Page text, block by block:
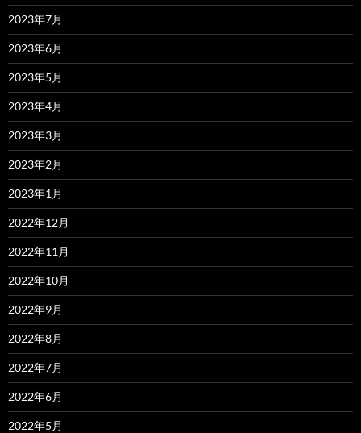
2023年7月
2023年6月
2023年5月
2023年4月
2023年3月
2023年2月
2023年1月
2022年12月
2022年11月
2022年10月
2022年9月
2022年8月
2022年7月
2022年6月
2022年5月